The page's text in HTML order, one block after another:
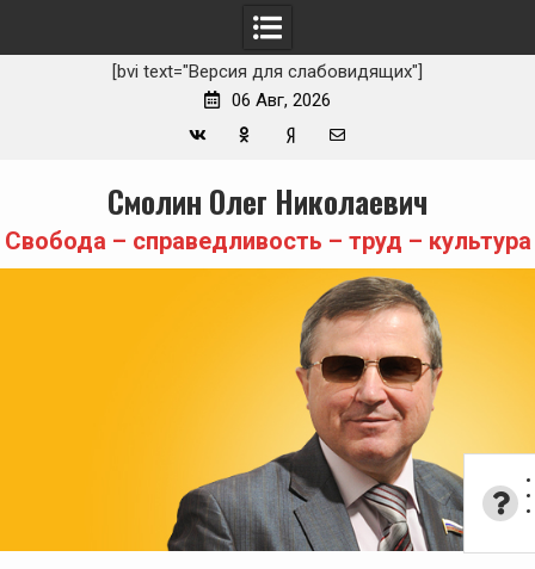
[bvi text="Версия для слабовидящих"]
06 Авг, 2026
Zen
mail
content
Смолин Олег Николаевич
Свобода – справедливость – труд – культура